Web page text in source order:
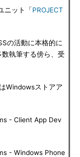
ニット「PROJECT
の活動に本格的に
執筆する傍ら、受
Windowsストアア
- Client App Dev
- Windows Phone